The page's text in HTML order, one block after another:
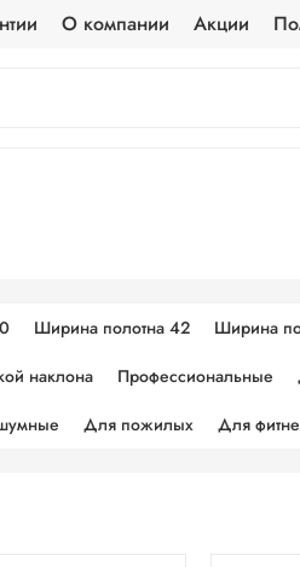
О компании Акции
Ширина полотна 42 Ширина
наклона Профессиональные
Для пожилых Для